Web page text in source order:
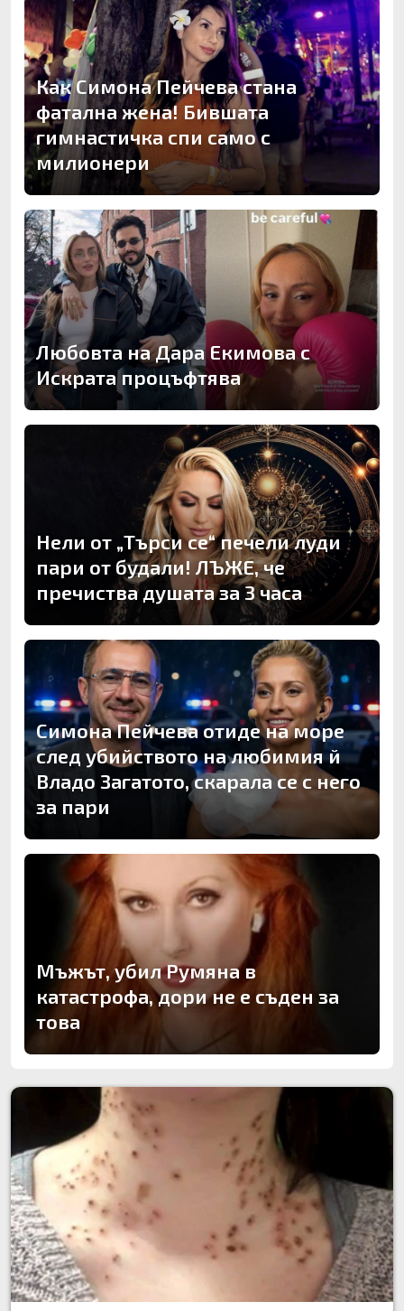
Как Симона Пейчева стана
фатална жена! Бившата
гимнастичка спи само с
милионери
Любовта на Дара Екимова с
Искрата процъфтява
Нели от „Търси се“ печели луди
пари от будали! ЛЪЖЕ, че
пречиства душата за 3 часа
Симона Пейчева отиде на море
след убийството на любимия й
Владо Загатото, скарала се с него
за пари
Мъжът, убил Румяна в
катастрофа, дори не е съден за
това